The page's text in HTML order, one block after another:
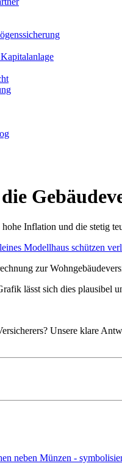
Inflation und die stetig
zur
lässt sich dies plausibel
Unsere klare